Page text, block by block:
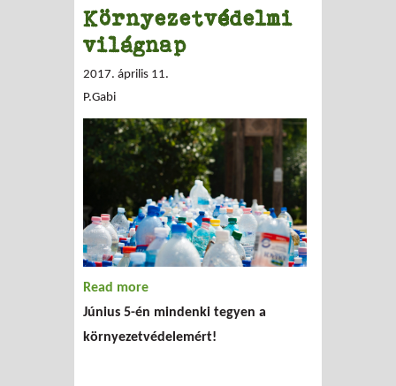
Környezetvédelmi
világnap
2017. április 11.
P.Gabi
Read more
Június 5-én mindenki tegyen a
környezetvédelemért!